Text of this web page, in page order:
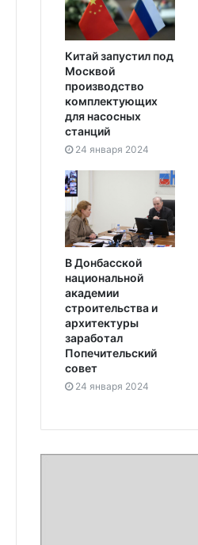
Китай запустил под
Москвой
производство
комплектующих
для насосных
станций
24 января 2024
В Донбасской
национальной
академии
строительства и
архитектуры
заработал
Попечительский
совет
24 января 2024